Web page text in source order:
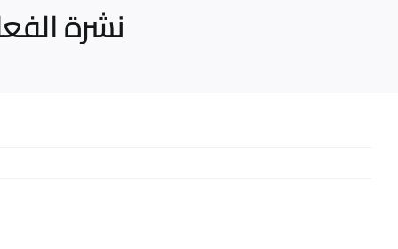
نشرة